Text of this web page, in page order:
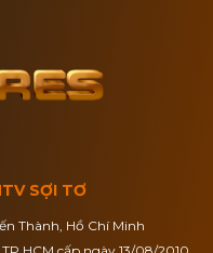
SỢI TƠ
Thành, Hồ Chí Minh